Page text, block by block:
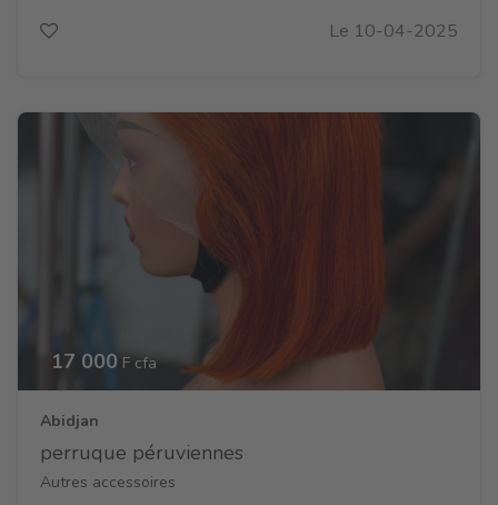
Le 10-04-2025
17 000 F cfa
Abidjan
perruque péruviennes
Autres accessoires